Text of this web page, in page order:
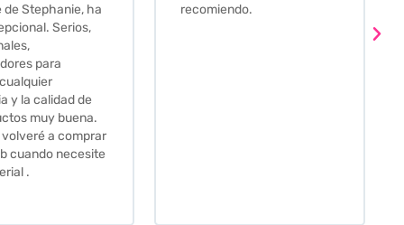
pedi una muestra y me